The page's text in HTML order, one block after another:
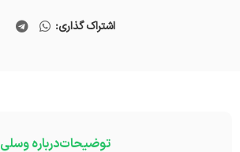
اشتراک گذاری:
توضیحاتدرباره وسلی